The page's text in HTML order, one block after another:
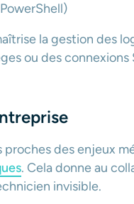
la gestion des
ou des connexions
des enjeux
. Cela donne au
invisible.